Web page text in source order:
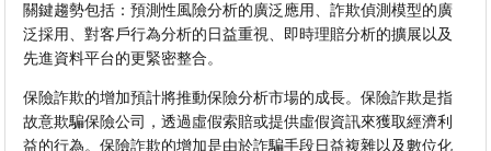
關鍵趨勢包括：預測性風險分析的廣泛應用、詐欺偵測模型的廣
泛採用、對客戶行為分析的日益重視、即時理賠分析的擴展以及
先進資料平台的更緊密整合。
保險詐欺的增加預計將推動保險分析市場的成長。保險詐欺是指
故意欺騙保險公司，透過虛假索賠或提供虛假資訊來獲取經濟利
益的行為。保險詐欺的增加是由於詐騙手段日益複雜以及數位化